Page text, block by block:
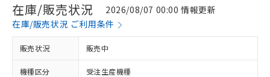
在庫/販売状況
2026/08/07 00:00 情報更新
在庫/販売状況 ご利用条件
販売状況 販売中
機種区分 受注生産機種